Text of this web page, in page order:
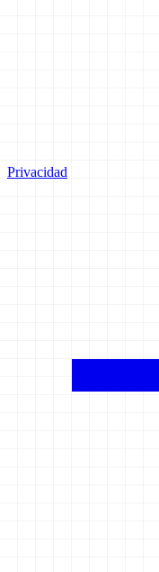
Privacidad